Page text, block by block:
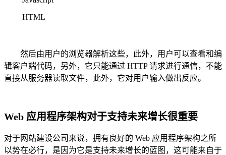
HTML
然后由用户的浏览器解析这些，此外，用户可以查看和编
辑客户端代码，另外，它只能通过 HTTP 请求进行通信，不能
直接从服务器读取文件，此外，它对用户输入做出反应。
Web 应用程序架构对于支持未来增长很重要
对于网站建设公司来说，拥有良好的 Web 应用程序架构之所
以势在必行，是因为它是支持未来增长的蓝图，这可能来自于